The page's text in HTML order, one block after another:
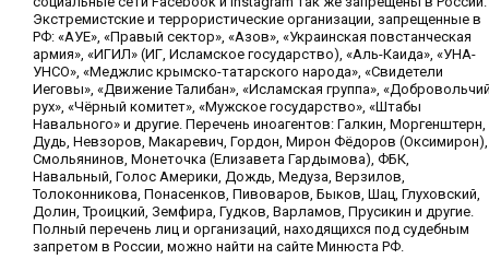
Экстремистские и террористические организации, запрещенные в
РФ: «АУЕ», «Правый сектор», «Азов», «Украинская повстанческая
армия», «ИГИЛ» (ИГ, Исламское государство), «Аль-Каида», «УНА-
УНСО», «Меджлис крымско-татарского народа», «Свидетели
Иеговы», «Движение Талибан», «Исламская группа»,
рух», «Чёрный комитет», «Мужское государство», «Штабы
Навального» и другие. Перечень иноагентов: Галкин, Моргенштерн,
Дудь, Невзоров, Макаревич, Гордон, Мирон Фёдоров (Оксимирон),
Смольянинов, Монеточка (Елизавета Гардымова), ФБК,
Навальный, Голос Америки, Дождь, Медуза, Верзилов,
Толоконникова, Понасенков, Пивоваров, Быков, Шац, Глуховский,
Долин, Троицкий, Земфира, Гудков, Варламов, Прусикин и другие.
Полный перечень лиц и организаций, находящихся под судебным
запретом в России, можно найти на сайте Минюста РФ.